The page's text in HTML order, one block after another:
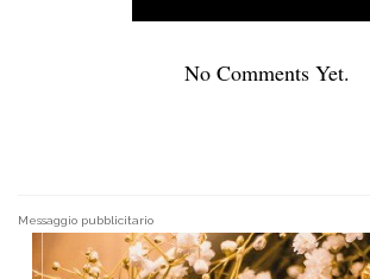
No Comments Yet.
Messaggio pubblicitario